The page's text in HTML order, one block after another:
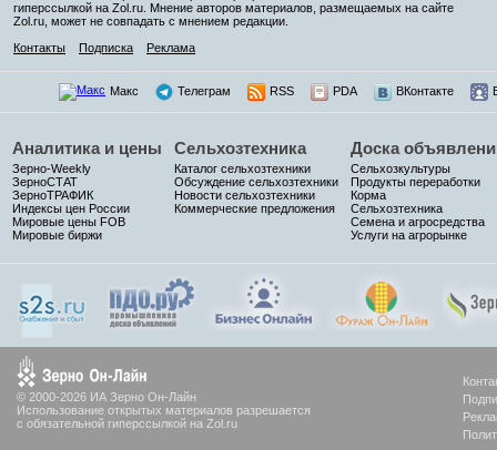
гиперссылкой на Zol.ru. Мнение авторов материалов, размещаемых на сайте
Zol.ru, может не совпадать с мнением редакции.
Контакты
Подписка Реклама
Макс Телеграм RSS PDA ВКонтакте
Аналитика и цены
Зерно-Weekly
ЗерноСТАТ
ЗерноТРАФИК
Индексы цен России
Мировые цены FOB
Мировые биржи
Сельхозтехника
Каталог сельхозтехники
Обсуждение сельхозтехники
Новости сельхозтехники
Коммерческие предложения
Доска
Сельхозкультуры
Продукты переработки
Корма
Сельхозтехника
Семена и агросредства
Услуги на агрорынке
© 2000-2026 ИА Зерно Он-Лайн
Использование открытых материалов разрешается
с обязательной гиперссылкой на Zol.ru